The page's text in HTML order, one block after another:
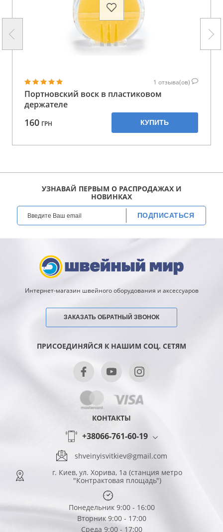
1 отзыва(ов)
Портновский воск в пластиковом
держателе
160 ГРН КУПИТЬ
УЗНАВАЙ ПЕРВЫМ О РАСПРОДАЖАХ И
НОВИНКАХ
ПОДПИСАТЬСЯ
Интернет-магазин швейного оборудования и аксессуаров
ЗАКАЗАТЬ ОБРАТНЫЙ ЗВОНОК
ПРИСОЕДИНЯЙСЯ К НАШИМ СОЦ. СЕТЯМ
КОНТАКТЫ
+38066-761-60-19
shveinyisvitkiev@gmail.com
г. Киев, ул. Хорива, 1а (станция метро
"Контрактовая площадь")
Понедельник 9:00 - 16:00
Вторник 9:00 - 17:00
Среда 9:00 - 17:00